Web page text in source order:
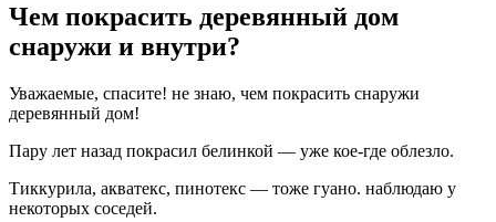
Чем покрасить деревянный дом
снаружи и внутри?
Уважаемые, спасите! не знаю, чем покрасить снаружи
деревянный дом!
Пару лет назад покрасил белинкой — уже кое-где облезло.
Тиккурила, акватекс, пинотекс — тоже гуано. наблюдаю у
некоторых соседей.